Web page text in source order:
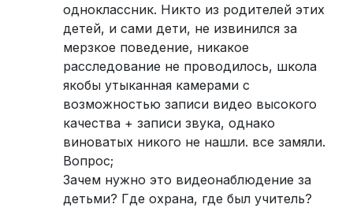
одноклассник. Никто из родителей этих
детей, и сами дети, не извинился за
мерзкое поведение, никакое
расследование не проводилось, школа
якобы утыканная камерами с
возможностью записи видео высокого
качества + записи звука, однако
виноватых никого не нашли. все замяли.
Вопрос;
Зачем нужно это видеонаблюдение за
детьми? Где охрана, где был учитель?